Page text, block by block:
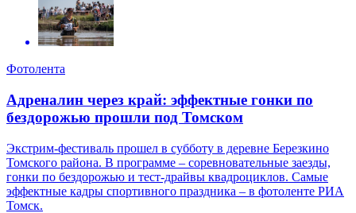
Фотолента
Адреналин через край: эффектные гонки по
бездорожью прошли под Томском
Экстрим-фестиваль прошел в субботу в деревне Березкино
Томского района. В программе – соревновательные заезды,
гонки по бездорожью и тест-драйвы квадроциклов. Самые
эффектные кадры спортивного праздника – в фотоленте РИА
Томск.